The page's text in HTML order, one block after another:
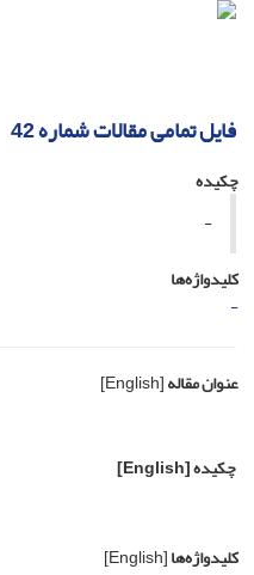
فایل تمامی مقالات شماره 42
چکیده
-
کلیدواژه‌ها
-
عنوان مقاله[English]
چکیده[English]
کلیدواژه‌ها[English]